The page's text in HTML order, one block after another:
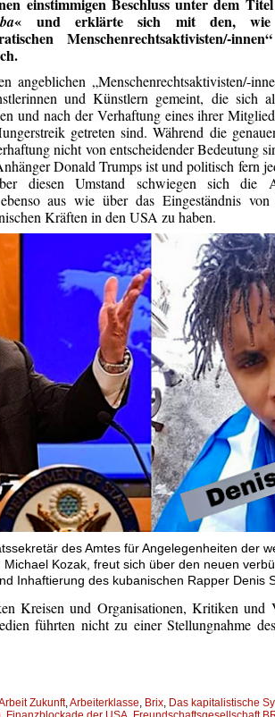
« und erklärte sich mit den,
Menschenrechtsaktivisten/-
angeblichen „Menschenrechtsaktivisten/-
und Künstlern gemeint, die sich
und nach der Verhaftung eines ihrer
getreten sind. Während die
nicht von entscheidender Bedeutung
Donald Trumps ist und politisch fern
diesen Umstand schwiegen sich die
aus wie über das Eingeständnis
Kräften in den USA zu haben.
des Amtes für Angelegenheiten der
Kozak, freut sich über den neuen
Inhaftierung des kubanischen Rapper Denis
Kreisen und Organisationen, Kritiken und
führten nicht zu einer Stellungnahme
Zukunft,Arbeiterklasse, Brix, Das kapitalistische